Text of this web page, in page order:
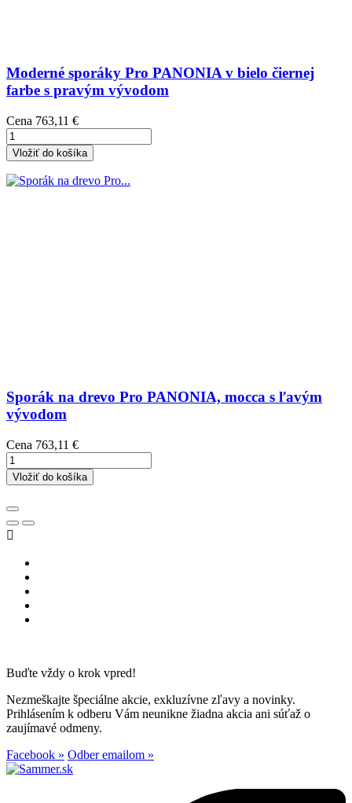
Moderné sporáky Pro PANONIA v bielo čiernej
farbe s pravým vývodom
Cena 763,11 €
Vložiť do košíka
Sporák na drevo Pro PANONIA, mocca s ľavým
vývodom
Cena 763,11 €
Vložiť do košíka

Buďte vždy o krok vpred!
Nezmeškajte špeciálne akcie, exkluzívne zľavy a novinky.
Prihlásením k odberu Vám neunikne žiadna akcia ani súťaž o
zaujímavé odmeny.
Facebook » Odber emailom »